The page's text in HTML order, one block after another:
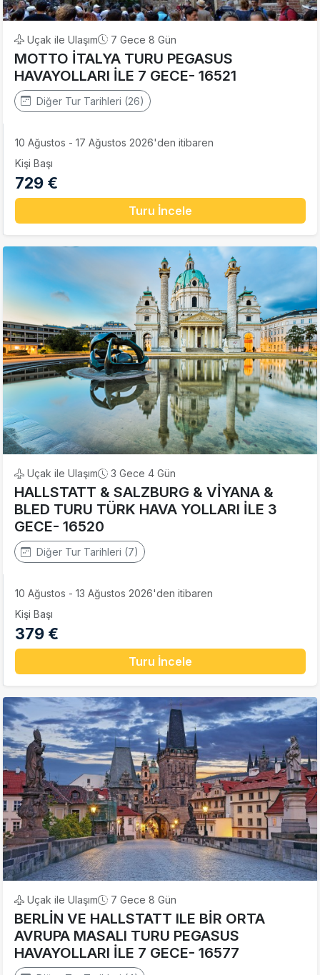
Uçak ile Ulaşım 7 Gece 8 Gün
MOTTO İTALYA TURU PEGASUS
HAVAYOLLARI İLE 7 GECE- 16521
Diğer Tur Tarihleri (26)
10 Ağustos - 17 Ağustos 2026'den itibaren
Kişi Başı
729 €
Turu İncele
Uçak ile Ulaşım 3 Gece 4 Gün
HALLSTATT & SALZBURG & VİYANA &
BLED TURU TÜRK HAVA YOLLARI İLE 3
GECE- 16520
Diğer Tur Tarihleri (7)
10 Ağustos - 13 Ağustos 2026'den itibaren
Kişi Başı
379 €
Turu İncele
Uçak ile Ulaşım 7 Gece 8 Gün
BERLİN VE HALLSTATT ILE BİR ORTA
AVRUPA MASALI TURU PEGASUS
HAVAYOLLARI İLE 7 GECE- 16577